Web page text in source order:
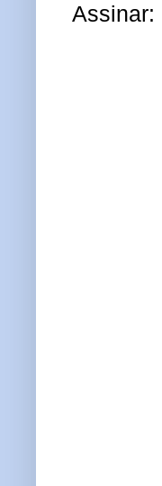
Assinar: